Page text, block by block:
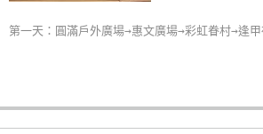
第一天：圓滿戶外廣場→惠文廣場→彩虹眷村→逢